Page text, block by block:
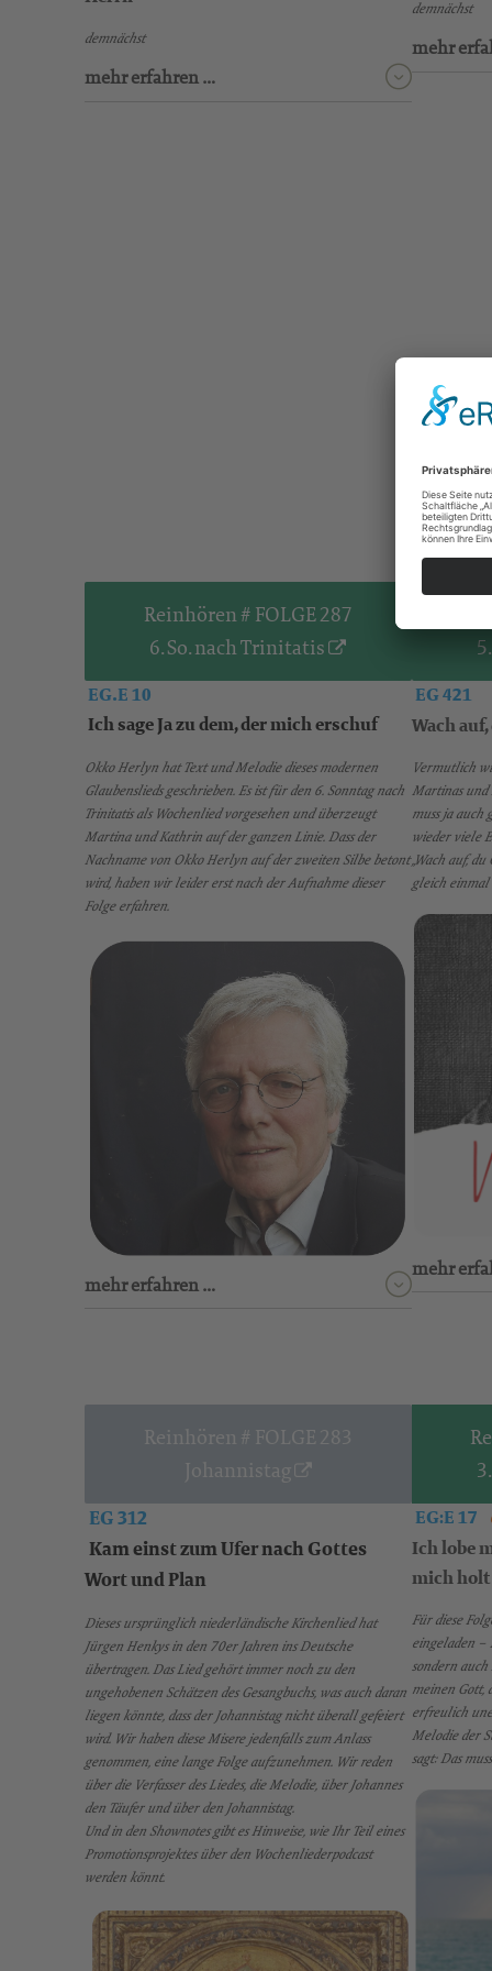
demnächst
mehr erfahren …
demnächst
mehr
Reinhören # FOLGE 287
6. So. nach Trinitatis
EG.E 10
Ich sage Ja zu dem, der mich erschuf
Okko Herlyn hat Text und Melodie dieses modernen
Glaubenslieds geschrieben. Es ist für den 6. Sonntag nach
Trinitatis als Wochenlied vorgesehen und überzeugt
Martina und Kathrin auf der ganzen Linie. Dass der
Nachname von Okko Herlyn auf der zweiten Silbe betont
wird, haben wir leider erst nach der Aufnahme dieser
Folge erfahren.
mehr erfahren …
EG 421
Wach
Vermutlich
Martinas und
muss ja auch
wieder viele
„Wach auf,
gleich einmal
mehr
Reinhören # FOLGE 283
Johannistag
EG 312
Kam einst zum Ufer nach Gottes
Wort und Plan
Dieses ursprünglich niederländische Kirchenlied hat
Jürgen Henkys in den 70er Jahren ins Deutsche
übertragen. Das Lied gehört immer noch zu den
ungehobenen Schätzen des Gesangbuchs, was auch daran
liegen könnte, dass der Johannistag nicht überall gefeiert
wird. Wir haben diese Misere jedenfalls zum Anlass
genommen, eine lange Folge aufzunehmen. Wir reden
über die Verfasser des Liedes, die Melodie, über Johannes
den Täufer und über den Johannistag.
Und in den Shownotes gibt es Hinweise, wie Ihr Teil eines
Promotionsprojektes über den Wochenliederpodcast
werden könnt.
EG:E 17
Ich lobe
mich holt
Für diese
eingeladen –
sondern auch
meinen Gott,
erfreulich
Melodie der
sagt: Das